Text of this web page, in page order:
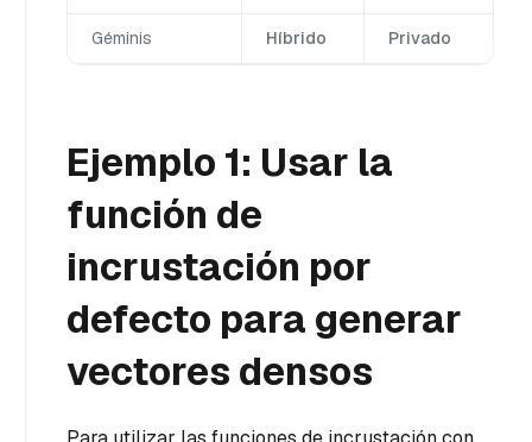
Géminis Híbrido Privado
Ejemplo 1: Usar la
función de
incrustación por
defecto para generar
vectores densos